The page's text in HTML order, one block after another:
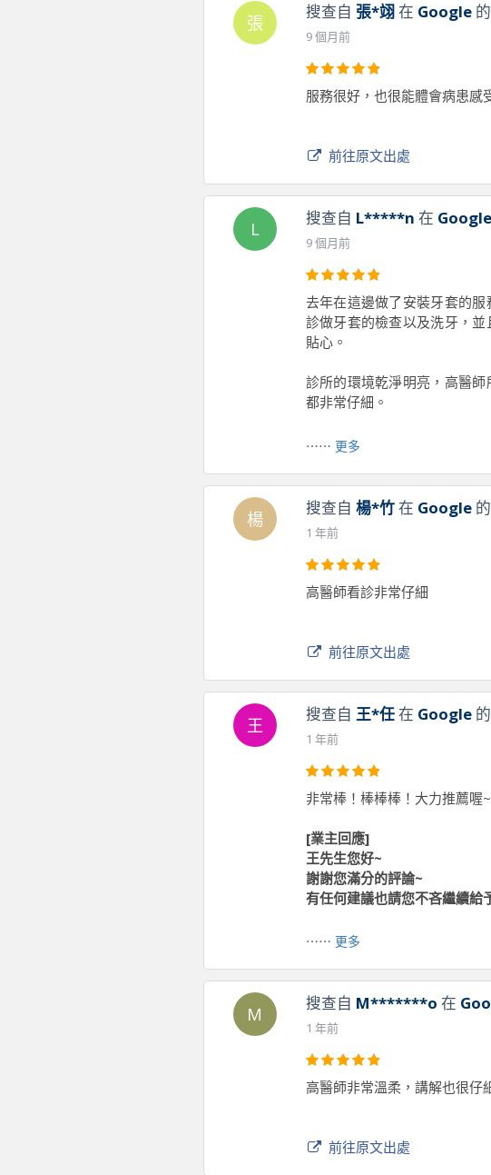
張
搜查自 張*翊在 Google
9 個月前
服務很好，也很能體會病患感
前往原文出處
L
搜查自 L*****n 在 Google
9 個月前
去年在這邊做了安裝牙套的
診做牙套的檢查以及洗牙，
貼心。
診所的環境乾淨明亮，高醫
都非常仔細。
⋯⋯ 更多
楊
搜查自 楊*竹在 Google
1 年前
高醫師看診非常仔細
前往原文出處
王
搜查自 王*任在 Google
1 年前
非常棒！棒棒棒！大力推薦喔
[業主回應]
王先生您好~
謝謝您滿分的評論~
有任何建議也請您不吝繼續給
⋯⋯ 更多
M
搜查自 M*******o 在
1 年前
高醫師非常溫柔，講解也很仔
前往原文出處